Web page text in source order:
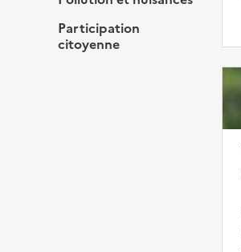
Participation
citoyenne